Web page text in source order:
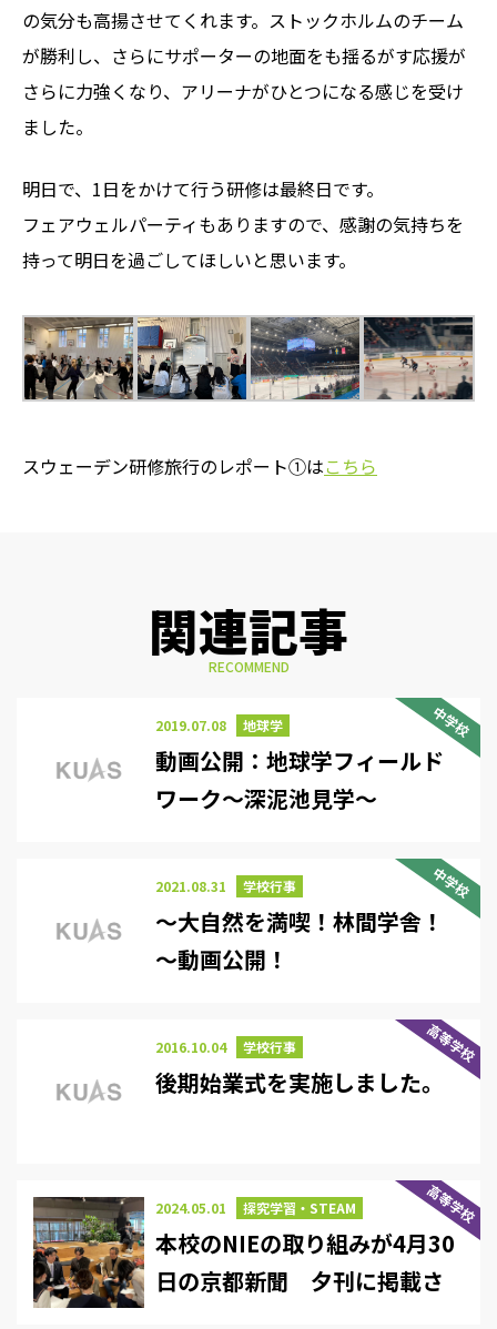
の気分も高揚させてくれます。ストックホルムのチーム
が勝利し、さらにサポーターの地面をも揺るがす応援が
さらに力強くなり、アリーナがひとつになる感じを受け
ました。
明日で、1日をかけて行う研修は最終日です。
フェアウェルパーティもありますので、感謝の気持ちを
持って明日を過ごしてほしいと思います。
スウェーデン研修旅行のレポート①はこちら
関連記事
RECOMMEND
中学校
2019.07.08 地球学
動画公開：地球学フィールド
ワーク～深泥池見学～
中学校
2021.08.31 学校行事
～大自然を満喫！林間学舎！
～動画公開！
高等学校
2016.10.04 学校行事
後期始業式を実施しました。
高等学校
2024.05.01 探究学習・STEAM
本校のNIEの取り組みが4月30
日の京都新聞 夕刊に掲載さ